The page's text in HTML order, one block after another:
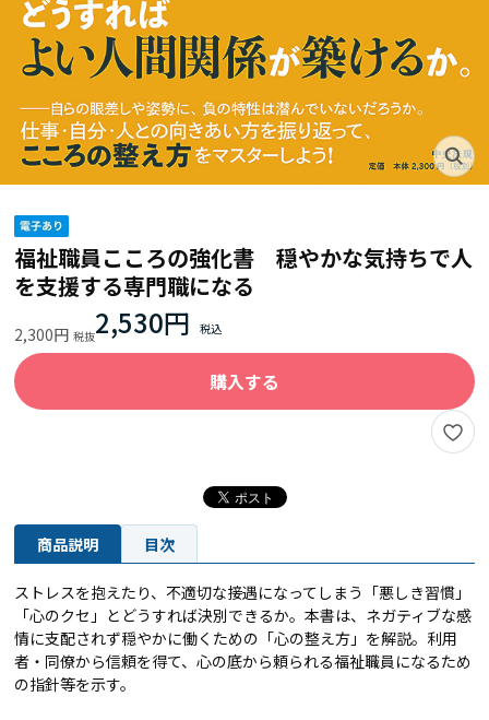
福祉職員こころの強化書 穏やかな気持ちで人
を支援する専門職になる
2,300円 2,530円
購入する
商品説明 目次
ストレスを抱えたり、不適切な接遇になってしまう「悪しき習慣」
「心のクセ」とどうすれば決別できるか。本書は、ネガティブな感
情に支配されず穏やかに働くための「心の整え方」を解説。利用
者・同僚から信頼を得て、心の底から頼られる福祉職員になるため
の指針等を示す。